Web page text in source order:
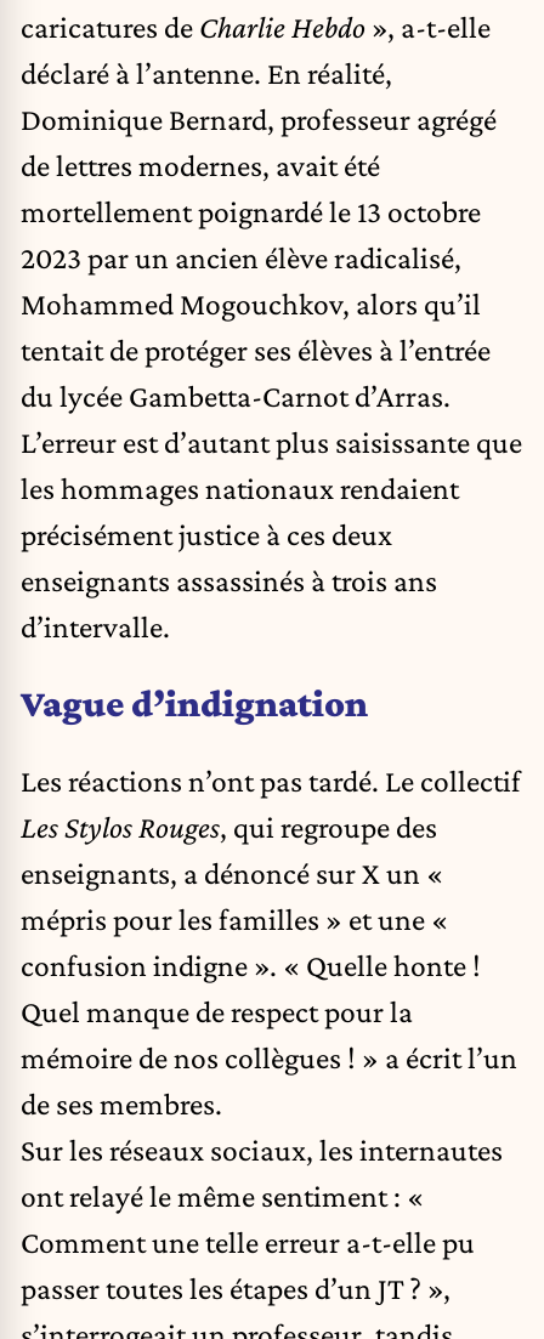
caricatures de Charlie Hebdo », a-t-elle
déclaré à l’antenne. En réalité,
Dominique Bernard, professeur agrégé
de lettres modernes, avait été
mortellement poignardé le 13 octobre
2023 par un ancien élève radicalisé,
Mohammed Mogouchkov, alors qu’il
tentait de protéger ses élèves à l’entrée
du lycée Gambetta-Carnot d’Arras.
L’erreur est d’autant plus saisissante que
les hommages nationaux rendaient
précisément justice à ces deux
enseignants assassinés à trois ans
d’intervalle.
Vague d’indignation
Les réactions n’ont pas tardé. Le collectif
Les Stylos Rouges, qui regroupe des
enseignants, a dénoncé sur X un «
mépris pour les familles » et une «
confusion indigne ». « Quelle honte !
Quel manque de respect pour la
mémoire de nos collègues ! » a écrit l’un
de ses membres.
Sur les réseaux sociaux, les internautes
ont relayé le même sentiment : «
Comment une telle erreur a-t-elle pu
passer toutes les étapes d’un JT ? »,